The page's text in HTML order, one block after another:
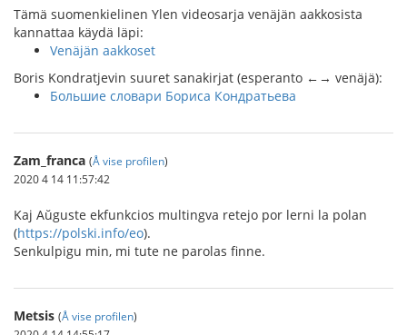
Tämä suomenkielinen Ylen videosarja venäjän aakkosista
kannattaa käydä läpi:
Venäjän aakkoset
Boris Kondratjevin suuret sanakirjat (esperanto ←→ venäjä):
Большие словари Бориса Кондратьева
Zam_franca (Å vise profilen)
2020 4 14 11:57:42
Kaj Aŭguste ekfunkcios multingva retejo por lerni la polan
(https://polski.info/eo).
Senkulpigu min, mi tute ne parolas finne.
Metsis (Å vise profilen)